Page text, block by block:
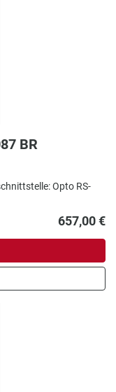
BR
Opto RS-
657,00 €